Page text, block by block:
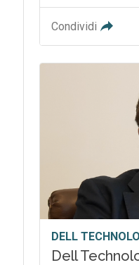
Condividi
DELL
Dell